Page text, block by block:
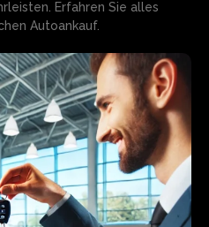
Erfahren Sie alles
Autoankauf.